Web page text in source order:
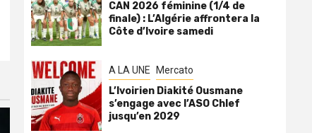
CAN 2026 féminine (1/4 de
finale) : L’Algérie affrontera la
Côte d’Ivoire samedi
A LA UNE Mercato
L’Ivoirien Diakité Ousmane
s’engage avec l’ASO Chlef
jusqu’en 2029